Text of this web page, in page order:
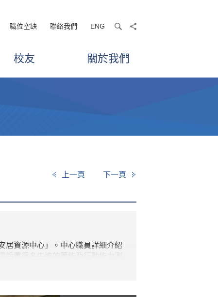
職位空缺 聯絡我們 ENG searchshare
校友 關於我們
上一頁 下一頁
居資源中心」。中心職員詳細介紹